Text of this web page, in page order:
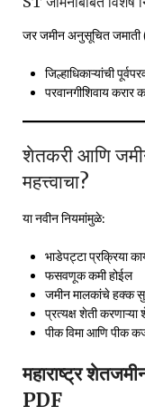
जर जमीन अनुसूचित जमाती
जिल्हाधिकाऱ्यांची
परवानगीशिवाय करार
शेतकरी आणि
महत्त्वाचा?
या नवीन नियमांमुळे:
भाडेपट्टा प्रक्रिया
फसवणूक कमी होईल
जमीन मालकांचे हक्क
प्रत्यक्ष शेती
पीक विमा आणि पीक
महाराष्ट्र
PDF